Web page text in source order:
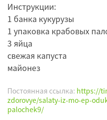
Инструкции:
1 банка кукурузы
1 упаковка крабовых
3 яйца
свежая капуста
майонез
Постоянная ссылка: https://
zdorovye/salaty-iz-mo-ep-
palochek9/